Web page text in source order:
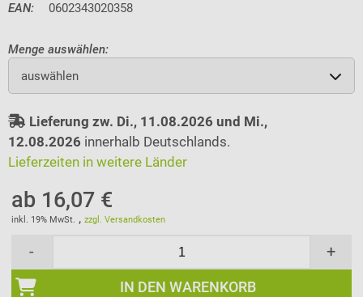
EAN: 0602343020358
Menge auswählen:
auswählen
Lieferung zw. Di., 11.08.2026 und Mi.,
12.08.2026 innerhalb Deutschlands.
Lieferzeiten in weitere Länder
ab 16,07 €
inkl. 19% MwSt. ,zzgl. Versandkosten
- +
IN DEN WARENKORB